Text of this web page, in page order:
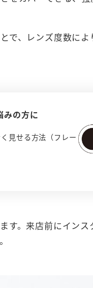
で、レンズ度数に
みの方に
見せる方法（フレー
す。来店前にイン